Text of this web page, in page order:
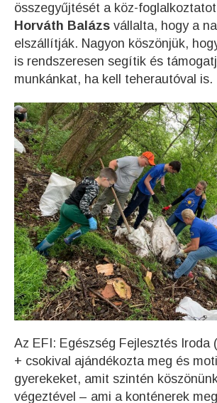
összegyűjtését a köz-
Horváth Balázs vállalta, hogy a
elszállítják. Nagyon köszönjük,
is rendszeresen segítik és
munkánkat, ha kell teherautóval is.
Az EFI: Egészség Fejlesztés Iroda
+ csokival ajándékozta meg és
gyerekeket, amit szintén
végeztével – ami a konténerek